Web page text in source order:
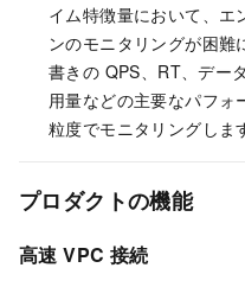
イム特徴量において、エ
ンのモニタリングが困
書きの QPS、RT、デー
用量などの主要なパフ
粒度でモニタリングしま
プロダクトの機能
高速 VPC 接続